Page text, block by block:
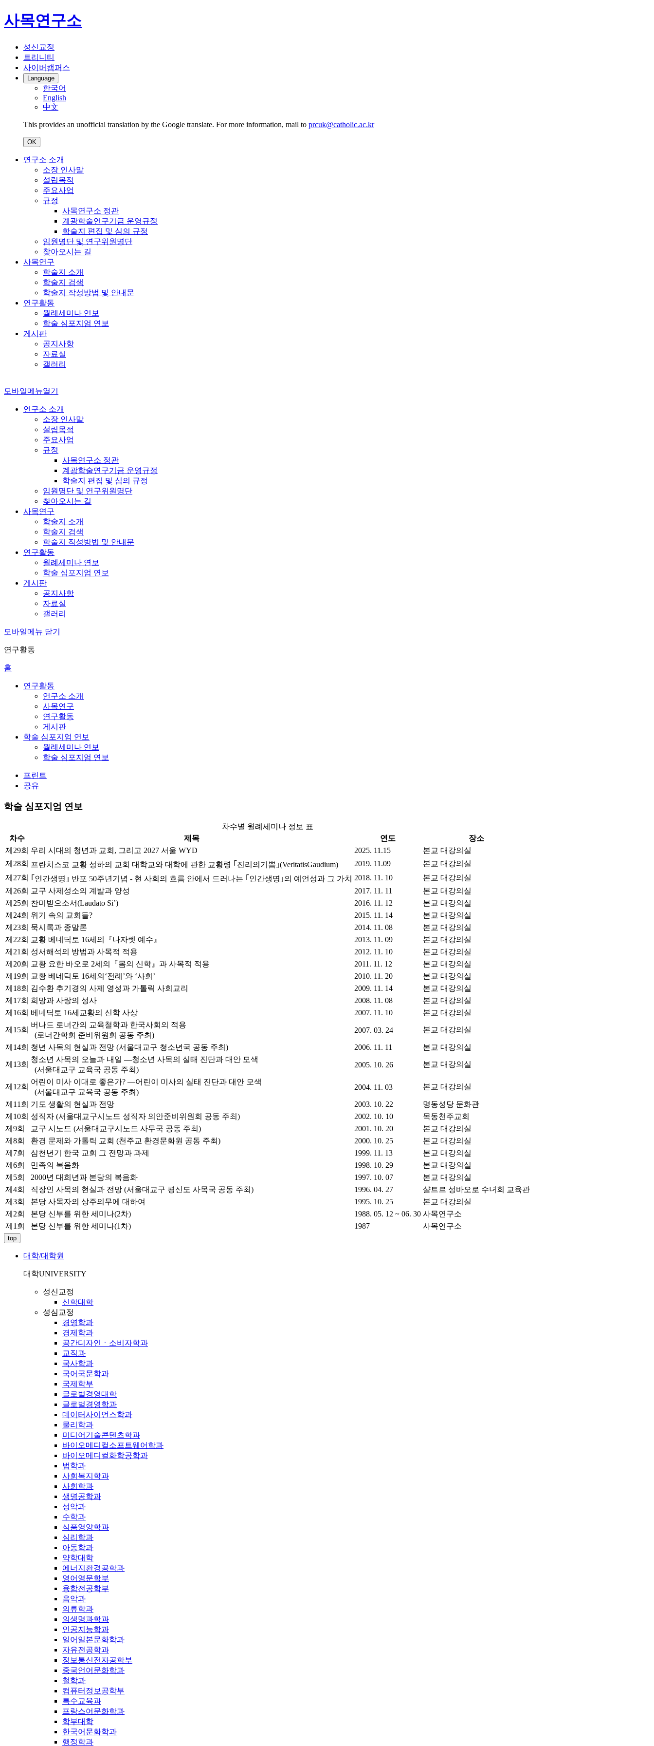
사목연구소
성신교정
트리니티
사이버캠퍼스
Language
한국어
English
中文
This provides an unofficial translation by the Google translate. For more information, mail to prcuk@catholic.ac.kr
OK
연구소 소개
소장 인사말
설립목적
주요사업
규정
사목연구소 정관
계광학술연구기금 운영규정
학술지 편집 및 심의 규정
임원명단 및 연구위원명단
찾아오시는 길
사목연구
학술지 소개
학술지 검색
학술지 작성방법 및 안내문
연구활동
월례세미나 연보
학술 심포지엄 연보
게시판
공지사항
자료실
갤러리
모바일메뉴열기
연구소 소개
소장 인사말
설립목적
주요사업
규정
사목연구소 정관
계광학술연구기금 운영규정
학술지 편집 및 심의 규정
임원명단 및 연구위원명단
찾아오시는 길
사목연구
학술지 소개
학술지 검색
학술지 작성방법 및 안내문
연구활동
월례세미나 연보
학술 심포지엄 연보
게시판
공지사항
자료실
갤러리
모바일메뉴 닫기
연구활동
홈
연구활동
연구소 소개
사목연구
연구활동
게시판
학술 심포지엄 연보
월례세미나 연보
학술 심포지엄 연보
프린트
공유
학술 심포지엄 연보
차수별 월례세미나 정보 표
차수
제목 연도
장소
제29회 우리 시대의 청년과 교회, 그리고 2027 서울 WYD 2025. 11.15
본교 대강의실
제28회 프란치스코 교황 성하의 교회 대학교와 대학에 관한 교황령 ｢진리의기쁨｣(VeritatisGaudium) 2019. 11.09
본교 대강의실
제27회 ｢인간생명｣ 반포 50주년기념 - 현 사회의 흐름 안에서 드러나는 ｢인간생명｣의 예언성과 그 가치 2018. 11. 10
본교 대강의실
제26회 교구 사제성소의 계발과 양성 2017. 11. 11
본교 대강의실
제25회 찬미받으소서(Laudato Si’) 2016. 11. 12
본교 대강의실
제24회 위기 속의 교회들? 2015. 11. 14
본교 대강의실
제23회 묵시록과 종말론 2014. 11. 08
본교 대강의실
제22회 교황 베네딕토 16세의『나자렛 예수』 2013. 11. 09
본교 대강의실
제21회 성서해석의 방법과 사목적 적용 2012. 11. 10
본교 대강의실
제20회 교황 요한 바오로 2세의『몸의 신학』과 사목적 적용 2011. 11. 12
본교 대강의실
제19회 교황 베네딕토 16세의‘전례’와 ‘사회’ 2010. 11. 20
본교 대강의실
제18회 김수환 추기경의 사제 영성과 가톨릭 사회교리 2009. 11. 14
본교 대강의실
제17회 희망과 사랑의 성사 2008. 11. 08
본교 대강의실
제16회 베네딕토 16세교황의 신학 사상 2007. 11. 10 본교 대강의실
제15회
버나드 로너간의 교육철학과 한국사회의 적용
(로너간학회 준비위원회 공동 주최)
2007. 03. 24 본교 대강의실
제14회 청년 사목의 현실과 전망 (서울대교구 청소년국 공동 주최) 2006. 11. 11 본교 대강의실
제13회
청소년 사목의 오늘과 내일 ―청소년 사목의 실태 진단과 대안 모색
(서울대교구 교육국 공동 주최)
2005. 10. 26 본교 대강의실
제12회
어린이 미사 이대로 좋은가? ―어린이 미사의 실태 진단과 대안 모색
(서울대교구 교육국 공동 주최)
2004. 11. 03 본교 대강의실
제11회 기도 생활의 현실과 전망 2003. 10. 22
명동성당 문화관
제10회 성직자 (서울대교구시노드 성직자 의안준비위원회 공동 주최) 2002. 10. 10
목동천주교회
제9회
교구 시노드 (서울대교구시노드 사무국 공동 주최) 2001. 10. 20
본교 대강의실
제8회
환경 문제와 가톨릭 교회 (천주교 환경문화원 공동 주최) 2000. 10. 25
본교 대강의실
제7회
삼천년기 한국 교회 그 전망과 과제 1999. 11. 13
본교 대강의실
제6회
민족의 복음화 1998. 10. 29
본교 대강의실
제5회
2000년 대희년과 본당의 복음화 1997. 10. 07
본교 대강의실
제4회
직장인 사목의 현실과 전망 (서울대교구 평신도 사목국 공동 주최) 1996. 04. 27
샬트르 성바오로 수녀회 교육관
제3회
본당 사목자의 상주의무에 대하여 1995. 10. 25
본교 대강의실
제2회
본당 신부를 위한 세미나(2차) 1988. 05. 12 ~ 06. 30 사목연구소
제1회
본당 신부를 위한 세미나(1차) 1987 사목연구소
top
대학/대학원
대학UNIVERSITY
성신교정
신학대학
성심교정
경영학과
경제학과
공간디자인ㆍ소비자학과
교직과
국사학과
국어국문학과
국제학부
글로벌경영대학
글로벌경영학과
데이터사이언스학과
물리학과
미디어기술콘텐츠학과
바이오메디컬소프트웨어학과
바이오메디컬화학공학과
법학과
사회복지학과
사회학과
생명공학과
성악과
수학과
식품영양학과
심리학과
아동학과
약학대학
에너지환경공학과
영어영문학부
융합전공학부
음악과
의류학과
의생명과학과
인공지능학과
일어일본문화학과
자유전공학과
정보통신전자공학부
중국언어문화학과
철학과
컴퓨터정보공학부
특수교육과
프랑스어문화학과
학부대학
한국어문화학과
행정학과